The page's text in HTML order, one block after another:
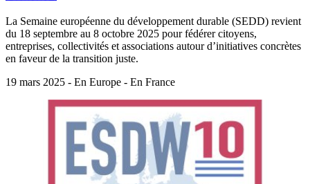
La Semaine européenne du développement durable (SEDD) revient
du 18 septembre au 8 octobre 2025 pour fédérer citoyens,
entreprises, collectivités et associations autour d’initiatives concrètes
en faveur de la transition juste.
19 mars 2025 - En Europe - En France